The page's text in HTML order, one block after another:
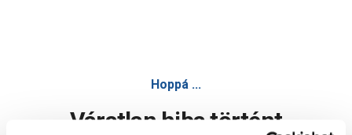
Hoppá ...
Váratlan hiba történt